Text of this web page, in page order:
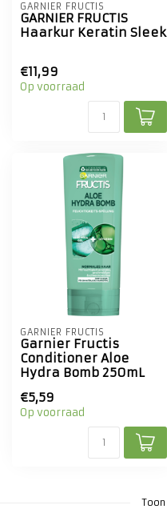
GARNIER FRUCTIS
GARNIER FRUCTIS
Haarkur Keratin Sleek
€11,99
Op voorraad
GARNIER FRUCTIS
Garnier Fructis
Conditioner Aloe
Hydra Bomb 250mL
€5,59
Op voorraad
Toon